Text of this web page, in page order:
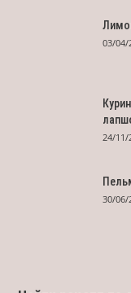
03/04/
24/11/
30/06/